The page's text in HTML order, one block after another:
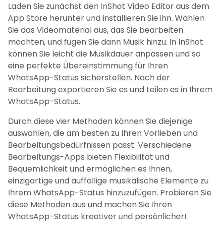
Laden Sie zunächst den InShot Video Editor aus dem
App Store herunter und installieren Sie ihn. Wählen
Sie das Videomaterial aus, das Sie bearbeiten
möchten, und fügen Sie dann Musik hinzu. In InShot
können Sie leicht die Musikdauer anpassen und so
eine perfekte Übereinstimmung für Ihren
WhatsApp-Status sicherstellen. Nach der
Bearbeitung exportieren Sie es und teilen es in Ihrem
WhatsApp-Status.
Durch diese vier Methoden können Sie diejenige
auswählen, die am besten zu Ihren Vorlieben und
Bearbeitungsbedürfnissen passt. Verschiedene
Bearbeitungs-Apps bieten Flexibilität und
Bequemlichkeit und ermöglichen es Ihnen,
einzigartige und auffällige musikalische Elemente zu
Ihrem WhatsApp-Status hinzuzufügen. Probieren Sie
diese Methoden aus und machen Sie Ihren
WhatsApp-Status kreativer und persönlicher!